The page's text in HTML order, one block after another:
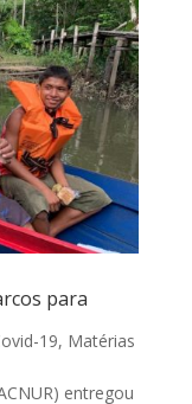
para
19, Matérias
entregou